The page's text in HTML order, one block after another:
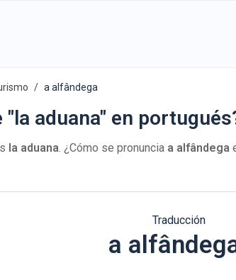
a alfândega
"la aduana" en
la aduana. ¿Cómo se pronuncia a alfândega
Traducción
a